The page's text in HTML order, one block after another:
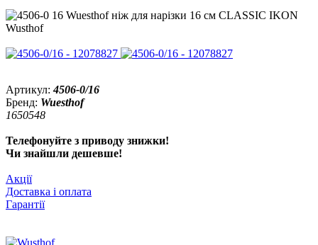
Артикул:4506-0/16
Бренд: Wuesthof
1650548
Телефонуйте з приводу знижки!
Чи знайшли дешевше!
Акції
Доставка і оплата
Гарантії